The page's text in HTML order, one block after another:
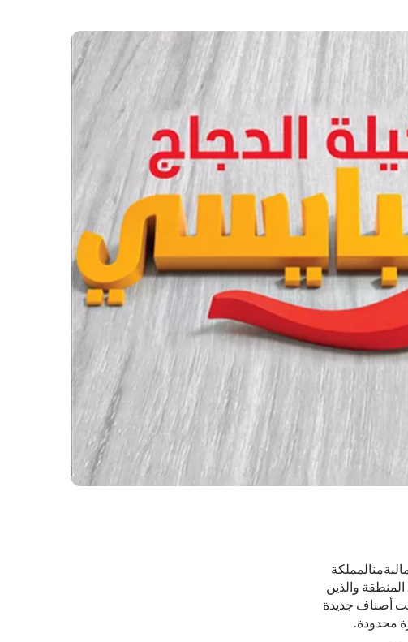
والذين
أصناف جديدة
محدودة.